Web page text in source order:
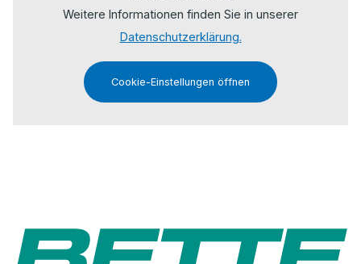
Weitere Informationen finden Sie in unserer
Datenschutzerklärung.
Cookie-Einstellungen öffnen